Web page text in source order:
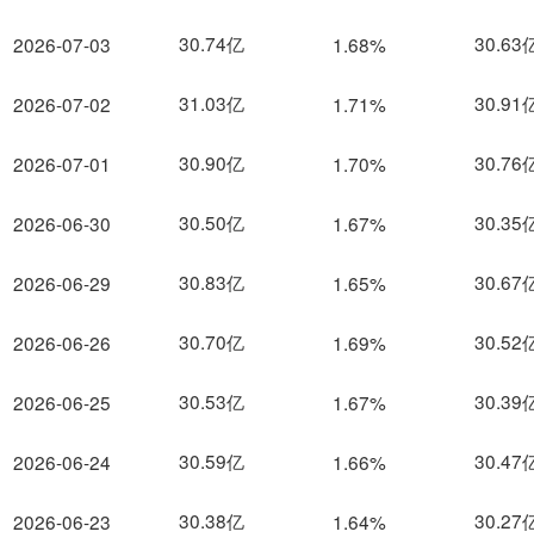
2026-07-03
2026-07-02
2026-07-01
2026-06-30
2026-06-29
2026-06-26
2026-06-25
2026-06-24
2026-06-23
30.74亿 1.68% 30.63
31.03亿 1.71% 30.91
30.90亿 1.70% 30.76
30.50亿 1.67% 30.35
30.83亿 1.65% 30.67
30.70亿 1.69% 30.52
30.53亿 1.67% 30.39
30.59亿 1.66% 30.47
30.38亿 1.64% 30.27